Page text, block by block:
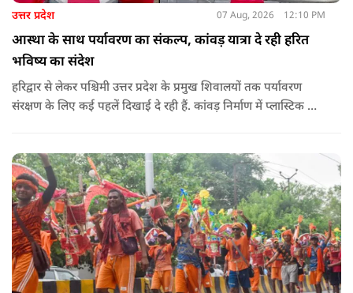
उत्तर प्रदेश 07 Aug, 2026 12:10 PM
आस्था के साथ पर्यावरण का संकल्प, कांवड़ यात्रा दे रही हरित
भविष्य का संदेश
हरिद्वार से लेकर पश्चिमी उत्तर प्रदेश के प्रमुख शिवालयों तक पर्यावरण
संरक्षण के लिए कई पहलें दिखाई दे रही हैं. कांवड़ निर्माण में प्लास्टिक के
पत्तियों का पृथक संग्रह किया जाएगा.